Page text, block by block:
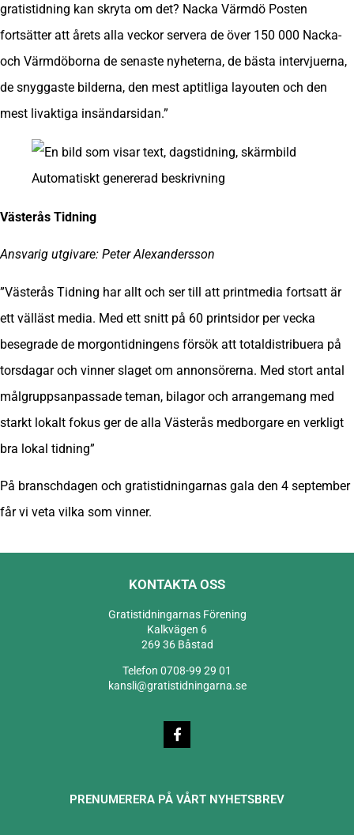
gratistidning kan skryta om det? Nacka Värmdö Posten
fortsätter att årets alla veckor servera de över 150 000 Nacka-
och Värmdöborna de senaste nyheterna, de bästa intervjuerna,
de snyggaste bilderna, den mest aptitliga layouten och den
mest livaktiga insändarsidan.”
Västerås Tidning
Ansvarig utgivare: Peter Alexandersson
”Västerås Tidning har allt och ser till att printmedia fortsatt är
ett välläst media. Med ett snitt på 60 printsidor per vecka
besegrade de morgontidningens försök att totaldistribuera på
torsdagar och vinner slaget om annonsörerna. Med stort antal
målgruppsanpassade teman, bilagor och arrangemang med
starkt lokalt fokus ger de alla Västerås medborgare en verkligt
bra lokal tidning”
På branschdagen och gratistidningarnas gala den 4 september
får vi veta vilka som vinner.
KONTAKTA OSS
Gratistidningarnas Förening
Kalkvägen 6
269 36 Båstad
Telefon 0708-99 29 01
kansli@gratistidningarna.se
PRENUMERERA PÅ VÅRT NYHETSBREV